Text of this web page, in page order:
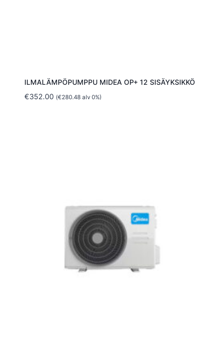
ILMALÄMPÖPUMPPU MIDEA OP+ 12 SISÄYKSIKKÖ
€352.00 (€280.48alv 0%)